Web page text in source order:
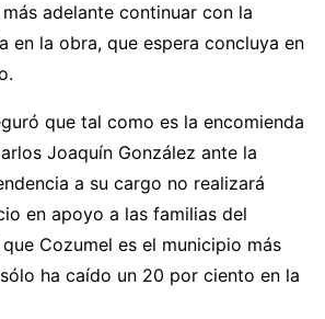
adelante continuar con la
en la obra, que espera concluya en
que tal como es la encomienda
Joaquín González ante la
a su cargo no realizará
en apoyo a las familias del
Cozumel es el municipio más
ha caído un 20 por ciento en la